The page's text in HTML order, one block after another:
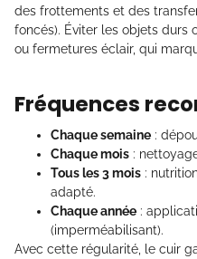
des frottements et des
foncés). Éviter les objets durs
ou fermetures éclair, qui
Fréquences
Chaque semaine :
Chaque mois :
Tous les 3 mois :
adapté.
Chaque année :
(imperméabilisant).
Avec cette régularité, le cuir